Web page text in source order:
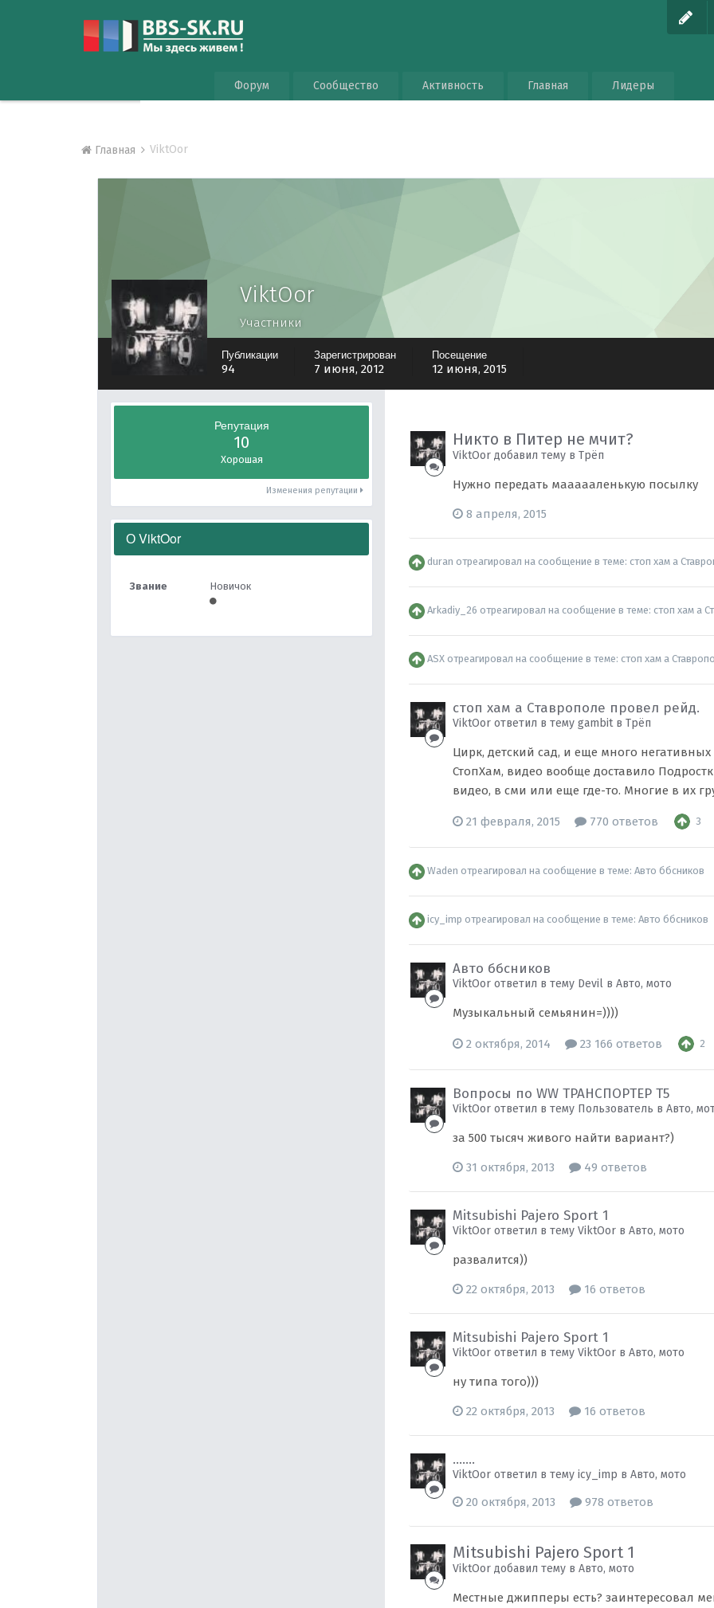
Форум Сообщество Активность Главная Лидеры
Главная ViktOor
ViktOor
Участники
Публикации
94
Зарегистрирован
7 июня, 2012
Посещение
12 июня, 2015
Репутация
10
Хорошая
Изменения репутации
О ViktOor
Звание Новичок
Никто в Питер не мчит?
ViktOor добавил тему вТрёп
Нужно передать маааааленькую посылку
8 апреля, 2015
duran отреагировал на сообщение в теме:стоп хам а
Arkadiy_26 отреагировал на сообщение в теме:стоп хам а
ASX отреагировал на сообщение в теме:стоп хам а
стоп хам а Ставрополе провел рейд.
ViktOor ответил в тему gambit вТрёп
Цирк, детский сад, и еще много
СтопХам, видео вообще доставило
видео, в сми или еще где-то. Многие в их
21 февраля, 2015 770 ответов 3
Waden отреагировал на сообщение в теме:Авто ббсников
icy_imp отреагировал на сообщение в теме:Авто ббсников
Авто ббсников
ViktOor ответил в тему Devil вАвто, мото
Музыкальный семьянин=))))
2 октября, 2014 23 166 ответов 2
Вопросы по WW ТРАНСПОРТЕР Т5
ViktOor ответил в тему Пользователь вАвто,
за 500 тысяч живого найти вариант?)
31 октября, 2013 49 ответов
Mitsubishi Pajero Sport 1
ViktOor ответил в тему ViktOor вАвто, мото
развалится))
22 октября, 2013 16 ответов
Mitsubishi Pajero Sport 1
ViktOor ответил в тему ViktOor вАвто, мото
ну типа того)))
22 октября, 2013 16 ответов
.......
ViktOor ответил в тему icy_imp вАвто, мото
20 октября, 2013 978 ответов
Mitsubishi Pajero Sport 1
ViktOor добавил тему вАвто, мото
Местные джипперы есть? заинтересовал